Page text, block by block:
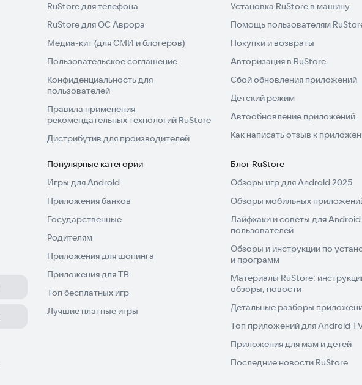
RuStore для телефона
RuStore для ОС Аврора
Медиа-кит (для СМИ и блогеров)
Пользовательское соглашение
Конфиденциальность для
пользователей
Правила применения
рекомендательных технологий RuStore
Дистрибутив для производителей
Установка RuStore в машину
Помощь пользователям
Покупки и возвраты
Авторизация в RuStore
Сбой обновления приложений
Детский режим
Автообновление приложений
Как написать отзыв к
Популярные категории
Игры для Android
Приложения банков
Государственные
Родителям
Приложения для шопинга
Приложения для ТВ
Топ бесплатных игр
Лучшие платные игры
Блог RuStore
Обзоры игр для Android 2025
Обзоры мобильных
Лайфхаки и советы для
пользователей
Обзоры и инструкции по
и программ
Материалы RuStore:
обзоры, новости
Детальные разборы
Топ приложений для Android
Приложения для мам и детей
Последние новости RuStore